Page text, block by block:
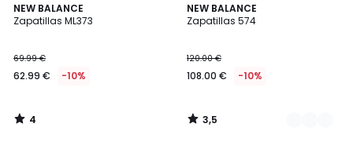
NEW BALANCE
Zapatillas ML373
69.99 €
62.99 € -10%
4
/
4
/
NEW BALANCE
Zapatillas 574
120.00 €
108.00 € -10%
3,5
/ 5
2
Colores
3,5
/